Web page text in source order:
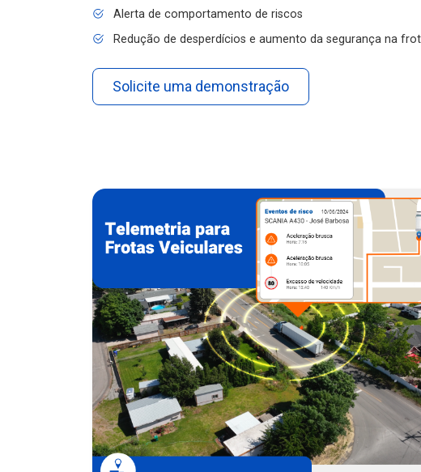
Alerta de comportamento de riscos
Redução de desperdícios e aumento da segurança na
Solicite uma demonstração